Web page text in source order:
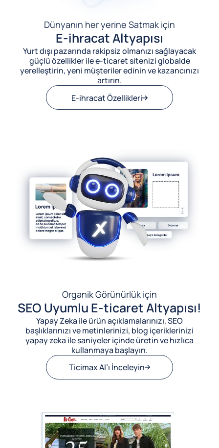
Dünyanın her yerine Satmak için
E-ihracat Altyapısı
Yurt dışı pazarında rakipsiz olmanızı sağlayacak
güçlü özellikler ile e-ticaret sitenizi globalde
yerelleştirin, yeni müşteriler edinin ve kazancınızı
artırın.
E-ihracat Özellikleri
Organik Görünürlük için
SEO Uyumlu E-ticaret Altyapısı!
Yapay Zeka ile ürün açıklamalarınızı, SEO
başlıklarınızı ve metinlerinizi, blog içeriklerinizi
yapay zeka ile saniyeler içinde üretin ve hızlıca
kullanmaya başlayın.
Ticimax AI’ı İnceleyin